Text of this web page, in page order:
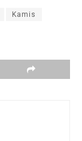
Kamis